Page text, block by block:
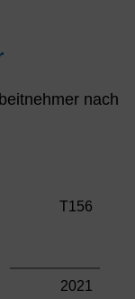
nach
T156
2021